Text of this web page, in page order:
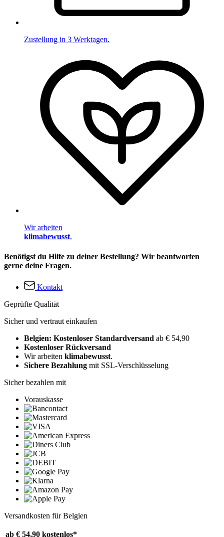
Zustellung in 3 Werktagen.
Wir arbeiten
klimabewusst.
Benötigst du Hilfe zu deiner Bestellung? Wir beantworten
gerne deine Fragen.
Kontakt
Geprüfte Qualität
Sicher und vertraut einkaufen
Belgien: Kostenloser Standardversand ab € 54,90
Kostenloser Rückversand
Wir arbeiten klimabewusst.
Sichere Bezahlung mit SSL-Verschlüsselung
Sicher bezahlen mit
Vorauskasse
Versandkosten für Belgien
ab € 54,90 kostenlos*